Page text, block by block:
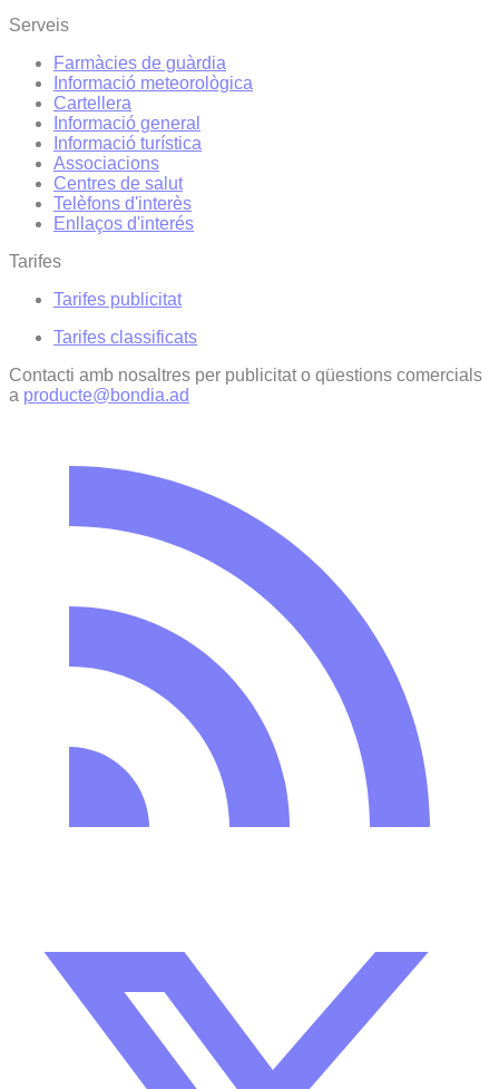
Serveis
Farmàcies de guàrdia
Informació meteorològica
Cartellera
Informació general
Informació turística
Associacions
Centres de salut
Telèfons d'interès
Enllaços d'interés
Tarifes
Tarifes publicitat
Tarifes classificats
Contacti amb nosaltres per publicitat o qüestions comercials
a producte@bondia.ad